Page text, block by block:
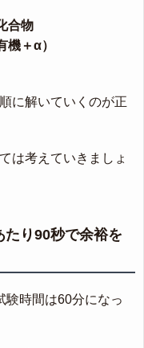
合物
＋α）
に解いていくのが正
は考えていきましょ
り90秒で余裕を
験時間は60分になっ